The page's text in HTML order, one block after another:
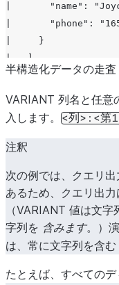
"dealership" :
    "salesperson" : {
"name": "Greg
    "customer" : [
{"name":
    "vehicle" : [
{"make":
    ]
}') v;
|       "name":
|       "phone":
|     }
|   ],
|   "date":
|   "dealership":
|
|     "id": "55",
|     "name":
|   "vehicle": [
|     {
|
|         "ext
|         "paint
|       ],
半構造化データの走査
VARIANT 列名と任意
入します。
<列>:<第1
注釈
次の例では、クエリ
あるため、クエリ出力
（VARIANT 値は文
字列を 含みます。）
は、常に文字列を含
たとえば、すべてのデ